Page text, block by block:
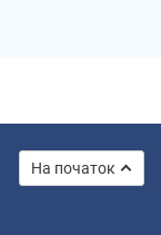
На початок